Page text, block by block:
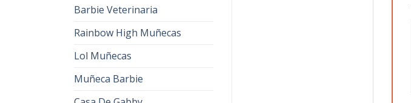
Barbie Veterinaria
Rainbow High Muñecas
Lol Muñecas
Muñeca Barbie